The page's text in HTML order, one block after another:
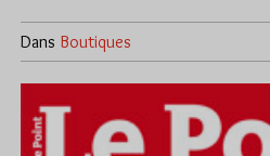
Dans Boutiques